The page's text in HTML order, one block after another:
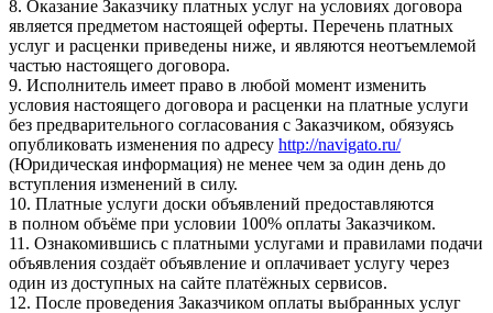
8. Оказание Заказчику платных услуг на условиях договора
является предметом настоящей оферты. Перечень платных
услуг и расценки приведены ниже, и являются неотъемлемой
частью настоящего договора.
9. Исполнитель имеет право в любой момент изменить
условия настоящего договора и расценки на платные услуги
без предварительного согласования с Заказчиком, обязуясь
опубликовать изменения по адресу http://navigato.ru/
(Юридическая информация) не менее чем за один день до
вступления изменений в силу.
10. Платные услуги доски объявлений предоставляются
в полном объёме при условии 100% оплаты Заказчиком.
11. Ознакомившись с платными услугами и правилами подачи
объявления создаёт объявление и оплачивает услугу через
один из доступных на сайте платёжных сервисов.
12. После проведения Заказчиком оплаты выбранных услуг